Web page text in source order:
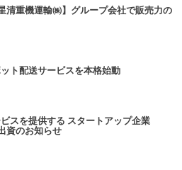
清重機運輸㈱】グループ会社で販売力の
ト配送サービスを本格始動
スを提供する スタートアップ企業
資のお知らせ